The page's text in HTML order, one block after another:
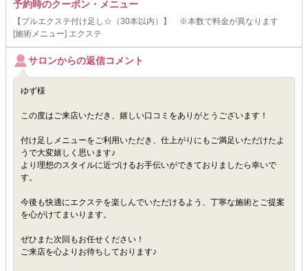
予約時のクーポン・メニュー
【プルエクステ付け足し☆（30本以内）】 ※本数で料金が異なります
[施術メニュー] エクステ
サロンからの返信コメント
ゆず様
この度はご来店いただき、嬉しい口コミをありがとうございます！
付け足しメニューをご利用いただき、仕上がりにもご満足いただけたよ
うで大変嬉しく思います♪
より理想のスタイルに近づけるお手伝いができておりましたら幸いで
す。
今後も快適にエクステを楽しんでいただけるよう、丁寧な施術とご提案
を心がけてまいります。
ぜひまた次回もお任せください！
ご来店を心よりお待ちしております♪